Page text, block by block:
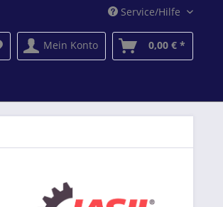
Service/Hilfe
Mein Konto 0,00 € *